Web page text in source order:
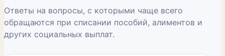
Ответы на вопросы, с которыми чаще всего
обращаются при списании пособий, алиментов и
других социальных выплат.